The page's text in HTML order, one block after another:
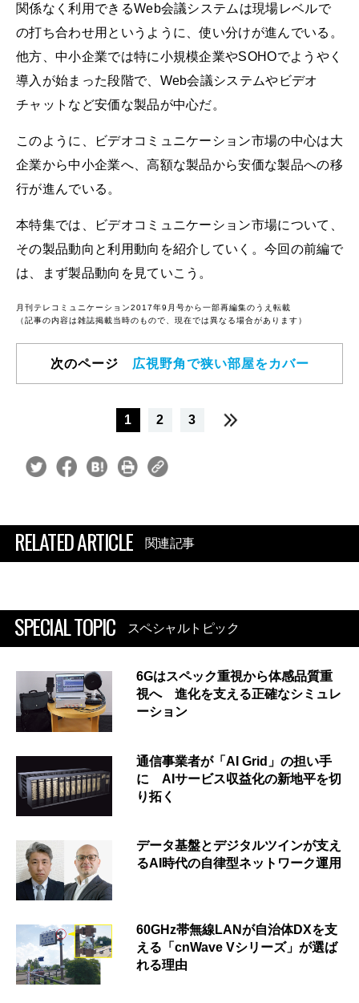
関係なく利用できるWeb会議システムは現場レベルで
の打ち合わせ用というように、使い分けが進んでいる。
他方、中小企業では特に小規模企業やSOHOでようやく
導入が始まった段階で、Web会議システムやビデオ
チャットなど安価な製品が中心だ。
このように、ビデオコミュニケーション市場の中心は大
企業から中小企業へ、高額な製品から安価な製品への移
行が進んでいる。
本特集では、ビデオコミュニケーション市場について、
その製品動向と利用動向を紹介していく。今回の前編で
は、まず製品動向を見ていこう。
月刊テレコミュニケーション2017年9月号から一部再編集のうえ転載
（記事の内容は雑誌掲載当時のもので、現在では異なる場合があります）
次のページ 広視野角で狭い部屋をカバー
1 2 3
RELATED ARTICLE 関連記事
SPECIAL TOPIC スペシャルトピック
6Gはスペック重視から体感品質重
視へ 進化を支える正確なシミュレ
ーション
通信事業者が「AI Grid」の担い手
に AIサービス収益化の新地平を切
り拓く
データ基盤とデジタルツインが支え
るAI時代の自律型ネットワーク運用
60GHz帯無線LANが自治体DXを支
える「cnWave Vシリーズ」が選ば
れる理由